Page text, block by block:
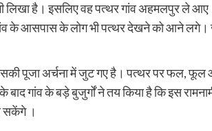
भी लिखा है। इसलिए वह पत्थर गांव अहमलपुर ले
के आसपास के लोग भी पत्थर देखने को आने लगे।
उसकी पूजा अर्चना में जुट गए है। पत्थर पर फल,
गांव के बड़े बुजुर्गों ने तय किया है कि इस
सकेंगे ।